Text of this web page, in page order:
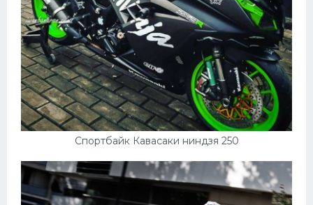
Спортбайк Кавасаки ниндзя 250